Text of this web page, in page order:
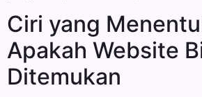
Ciri yang
Apakah Website
Ditemukan